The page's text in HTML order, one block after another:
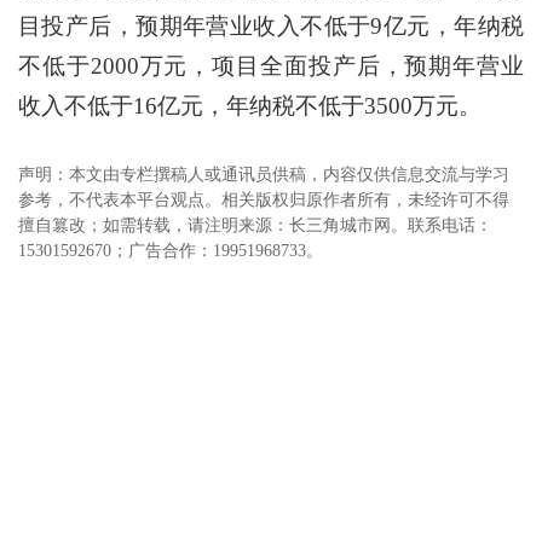
目投产后，预期年营业收入不低于9亿元，年纳税
不低于2000万元，项目全面投产后，预期年营业
收入不低于16亿元，年纳税不低于3500万元。
声明：本文由专栏撰稿人或通讯员供稿，内容仅供信息交流与学习
参考，不代表本平台观点。相关版权归原作者所有，未经许可不得
擅自篡改；如需转载，请注明来源：长三角城市网。联系电话：
15301592670；广告合作：19951968733。